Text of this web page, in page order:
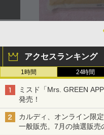
アクセスランキング
1時間 24時間
ミスド「Mrs. GREEN
発売！
カルディ、オンライン限
一般販売。7月の抽選販売